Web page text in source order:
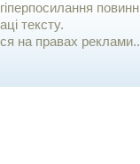
тексту.
на правах реклами..